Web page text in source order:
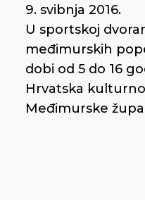
9. svibnja 2016.
U sportskoj
međimurskih
dobi od 5 do 16
Hrvatska
Međimurske